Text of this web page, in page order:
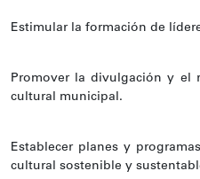
Estimular la formación de
Promover la divulgación y el
cultural municipal.
Establecer planes y
cultural sostenible y